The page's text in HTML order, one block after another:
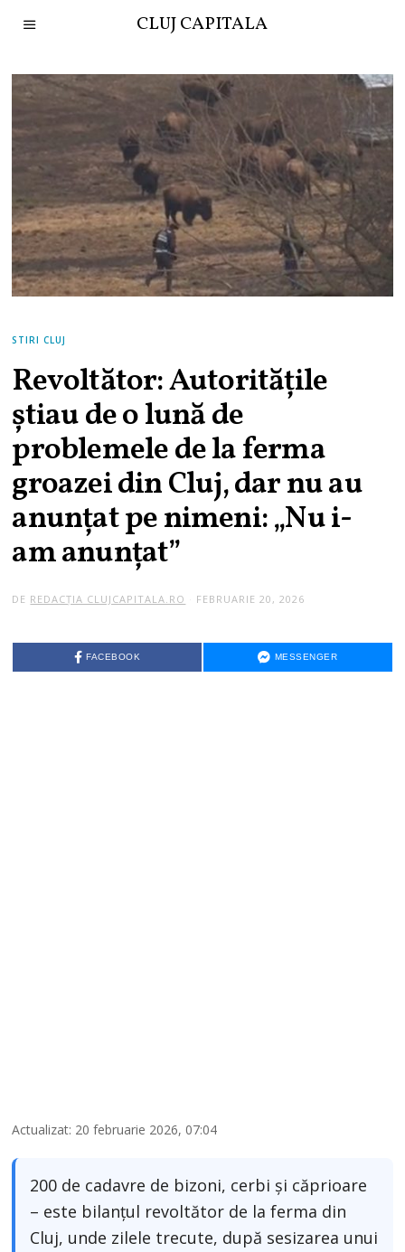
CLUJ CAPITALA
STIRI CLUJ
Revoltător: Autoritățile
știau de o lună de
problemele de la ferma
groazei din Cluj, dar nu au
anunțat pe nimeni: „Nu i-
am anunțat”
DE REDACȚIA CLUJCAPITALA.RO FEBRUARIE 20, 2026
FACEBOOK MESSENGER
Actualizat: 20 februarie 2026, 07:04
200 de cadavre de bizoni, cerbi și căprioare
– este bilanțul revoltător de la ferma din
Cluj, unde zilele trecute, după sesizarea unui